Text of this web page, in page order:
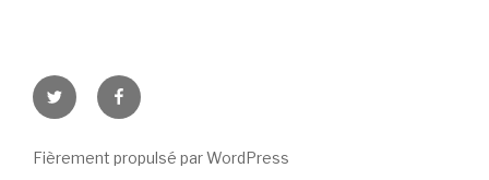
Twitter Facebook
Fièrement propulsé par WordPress